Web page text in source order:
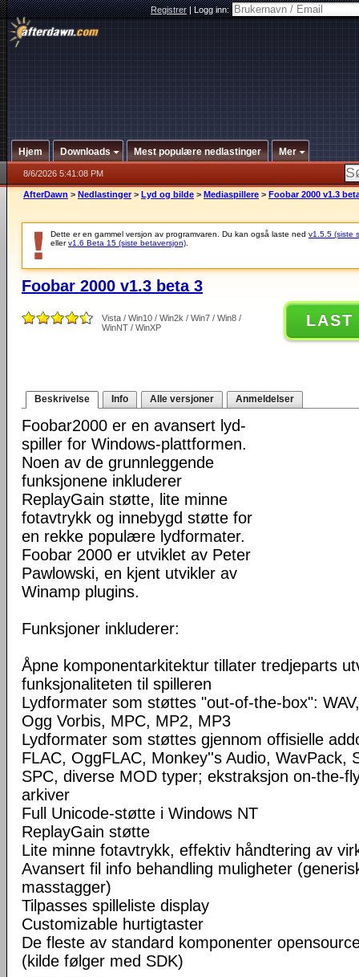
Registrer|Logg inn:
Hjem Downloads Mest populære nedlastinger Mer
8/6/2026 5:41:08 PM
AfterDawn > Nedlastinger > Lyd og bilde > Mediaspillere > Foobar 2000 v1.3
Dette er en gammel versjon av programvaren. Du kan også laste ned v1.5.5 (siste
ellerv1.6 Beta 15 (siste betaversjon)
Foobar 2000 v1.3 beta 3
Vista / Win10 / Win2k / Win7 / Win8 /
WinNT / WinXP
LAST
Beskrivelse Info Alle versjoner Anmeldelser
Foobar2000 er en avansert lyd-
spiller for Windows-plattformen.
Noen av de grunnleggende
funksjonene inkluderer
ReplayGain støtte, lite minne
fotavtrykk og innebygd støtte for
en rekke populære lydformater.
Foobar 2000 er utviklet av Peter
Pawlowski, en kjent utvikler av
Winamp plugins.
Funksjoner inkluderer:
Åpne komponentarkitektur tillater tredjeparts
funksjonaliteten til spilleren
Lydformater som støttes "out-of-the-box":
Ogg Vorbis, MPC, MP2, MP3
Lydformater som støttes gjennom offisielle
FLAC, OggFLAC, Monkey''s Audio, WavPack,
SPC, diverse MOD typer; ekstraksjon on-the-
arkiver
Full Unicode-støtte i Windows NT
ReplayGain støtte
Lite minne fotavtrykk, effektiv håndtering av
Avansert fil info behandling muligheter
masstagger)
Tilpasses spilleliste display
Customizable hurtigtaster
De fleste av standard komponenter
(kilde følger med SDK)